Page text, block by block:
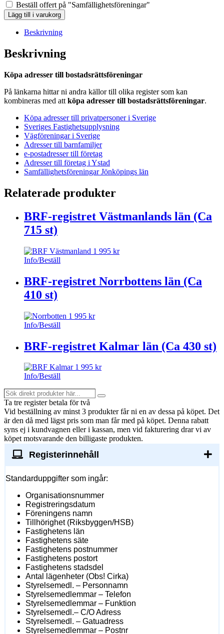
Beställ offert på "Samfällighetsföreningar"
BRF-
registret
Jönköpings
(Ca
820
mängd
Lägg till i varukorg
Beskrivning
Beskrivning
Köpa adresser till bostadsrättsföreningar
På länkarna hittar ni andra källor till olika register som kan
kombineras med att köpa adresser till bostadsrättsföreningar.
Köpa adresser till privatpersoner i Sverige
Sveriges Fastighetsupplysning
Vägföreningar i Sverige
Adresser till barnfamiljer
e-postadresser till företag
Adresser till företag i Ystad
Samfällighetsföreningar Jönköpings län
Relaterade produkter
BRF-registret Västmanlands län (Ca
715 st)
1 995 kr
Info/Beställ
BRF-registret Norrbottens län (Ca
410 st)
1 995 kr
Info/Beställ
BRF-registret Kalmar län (Ca 430 st)
1 995 kr
Info/Beställ
Sök
direkt
produkter
här...
Search
Ta tre register betala för två
Vid beställning av minst 3 produkter får ni en av dessa på köpet. Det
är den då med lägst pris som man får med på köpet. Denna rabatt
syns ej i kundvagnen eller i kassan, men vid fakturering drar vi av
köpet motsvarande den billigaste produkten.
Registerinnehåll
Standarduppgifter som ingår:
Organisationsnummer
Registreringsdatum
Föreningens namn
Tillhörighet (Riksbyggen/HSB)
Fastighetens län
Fastighetens säte
Fastighetens postnummer
Fastighetens postort
Fastighetens stadsdel
Antal lägenheter (Obs! Cirka)
Styrelsemedl. – Personnamn
Styrelsemedlemmar – Telefon
Styrelsemedlemmar – Funktion
Styrelsemedl.– C/O Adress
Styrelsemedl. – Gatuadress
Styrelsemedlemmar – Postnr